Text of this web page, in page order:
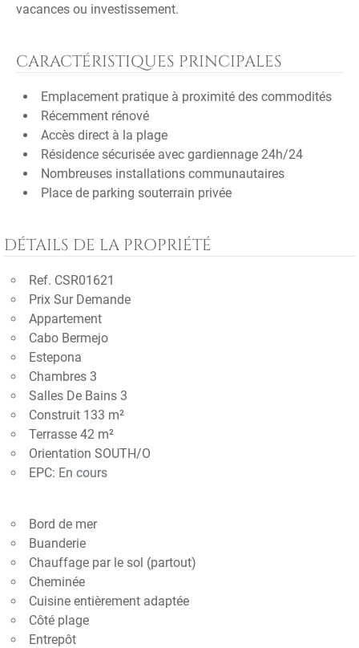
vacances ou investissement.
CARACTÉRISTIQUES PRINCIPALES
Emplacement pratique à proximité des commodités
Récemment rénové
Accès direct à la plage
Résidence sécurisée avec gardiennage 24h/24
Nombreuses installations communautaires
Place de parking souterrain privée
DÉTAILS DE LA PROPRIÉTÉ
Ref. CSR01621
Prix Sur Demande
Appartement
Cabo Bermejo
Estepona
Chambres 3
Salles De Bains 3
Construit 133 m²
Terrasse 42 m²
Orientation SOUTH/O
EPC: En cours
Bord de mer
Buanderie
Chauffage par le sol (partout)
Cheminée
Cuisine entièrement adaptée
Côté plage
Entrepôt